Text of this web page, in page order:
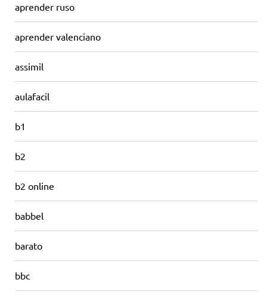
aprender ruso
aprender valenciano
assimil
aulafacil
b1
b2
b2 online
babbel
barato
bbc